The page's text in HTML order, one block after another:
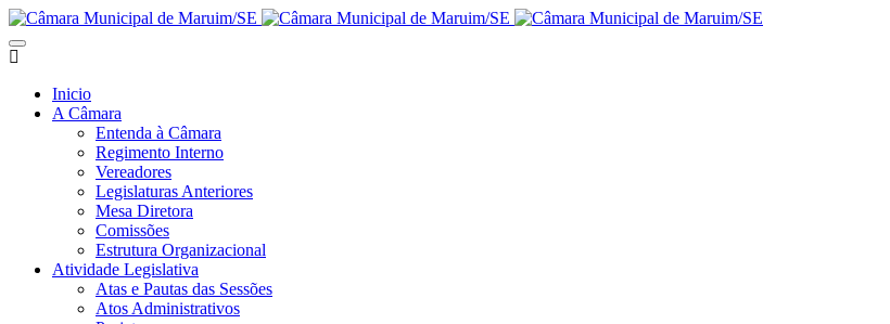
Inicio
A Câmara
Entenda à Câmara
Regimento Interno
Vereadores
Legislaturas Anteriores
Mesa Diretora
Comissões
Estrutura Organizacional
Atividade Legislativa
Atas e Pautas das Sessões
Atos Administrativos